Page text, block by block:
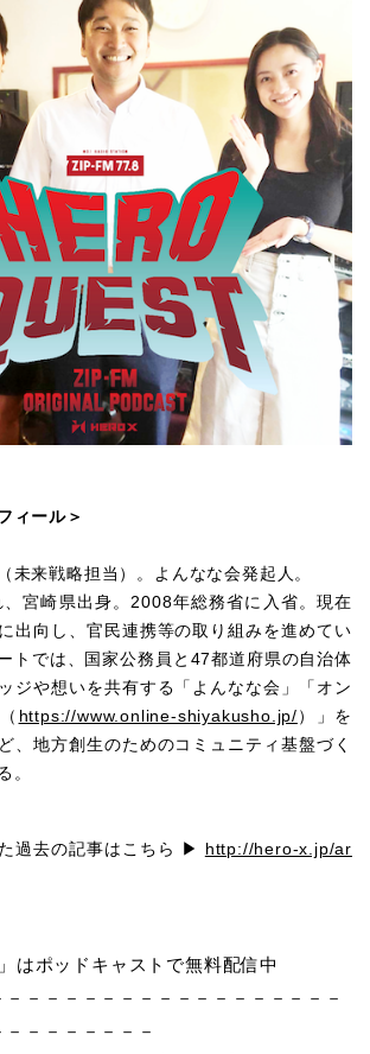
ィール＞
未来戦略担当）。よんなな会発起人。
宮崎県出身。2008年総務省に入省。現在
出向し、官民連携等の取り組みを進めてい
トでは、国家公務員と47都道府県の自治体
ジや想いを共有する「よんなな会」「オン
https://www.online-shiyakusho.jp/）」を
、地方創生のためのコミュニティ基盤づく
。
過去の記事はこちら ▶ http://hero-x.jp/ar
はポッドキャストで無料配信中
－－－－－－－－－－－－－－－－－－
－－－－－－－